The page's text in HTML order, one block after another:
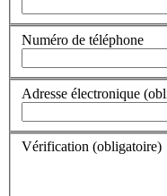
Numéro de téléphone
Adresse électronique
Vérification (obligatoire)